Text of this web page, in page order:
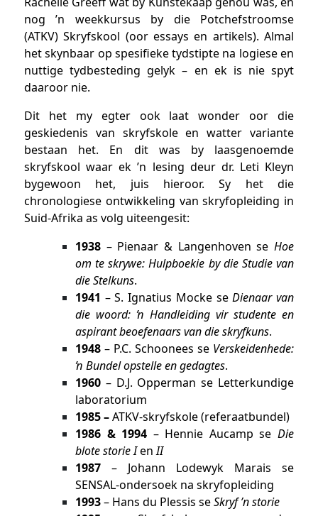
nog ’n weekkursus by die Potchefstroomse
(ATKV) Skryfskool (oor essays en artikels). Almal
het skynbaar op spesifieke tydstipte na logiese en
nuttige tydbesteding gelyk – en ek is nie spyt
daaroor nie.
Dit het my egter ook laat wonder oor die
geskiedenis van skryfskole en watter variante
bestaan het. En dit was by laasgenoemde
skryfskool waar ek ’n lesing deur dr. Leti Kleyn
bygewoon het, juis hieroor. Sy het die
chronologiese ontwikkeling van skryfopleiding in
Suid-Afrika as volg uiteengesit:
1938 – Pienaar & Langenhoven se Hoe
om te skrywe: Hulpboekie by die Studie van
die Stelkuns.
1941 – S. Ignatius Mocke seDienaar van
die woord: ŉ Handleiding vir studente en
aspirant beoefenaars van die skryfkuns.
1948 – P.C. Schoonees se Verskeidenhede:
ŉ Bundel opstelle en gedagtes.
1960 – D.J. Opperman se Letterkundige
laboratorium
1985–ATKV-skryfskole (referaatbundel)
1986 & 1994 – Hennie Aucamp se Die
blote storie IenII
1987– Johann Lodewyk Marais se
SENSAL-ondersoek na skryfopleiding
1993– Hans du Plessis seSkryf ’n storie